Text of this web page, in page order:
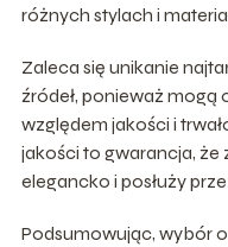
różnych stylach i
Zaleca się unikanie
źródeł, ponieważ mogą
względem jakości i
jakości to gwarancja, że
elegancko i posłuży
Podsumowując, wybór